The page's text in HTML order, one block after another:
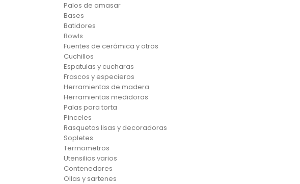
Palos de amasar
Bases
Batidores
Bowls
Fuentes de cerámica y otros
Cuchillos
Espatulas y cucharas
Frascos y especieros
Herramientas de madera
Herramientas medidoras
Palas para torta
Pinceles
Rasquetas lisas y decoradoras
Sopletes
Termometros
Utensilios varios
Contenedores
Ollas y sartenes